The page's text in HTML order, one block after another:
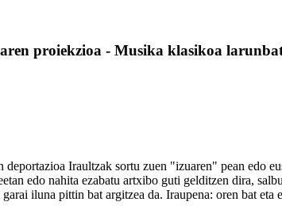
proiekzioa - Musika klasikoa
Iraultzak sortu zuen "izuaren" pean edo
edo nahita ezabatu artxibo guti gelditzen dira,
iluna pittin bat argitzea da. Iraupena: oren bat eta